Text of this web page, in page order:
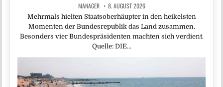
MANAGER 8. AUGUST 2026
Mehrmals hielten Staatsoberhäupter in den heikelsten
Momenten der Bundesrepublik das Land zusammen.
Besonders vier Bundespräsidenten machten sich verdient.
Quelle: DIE…